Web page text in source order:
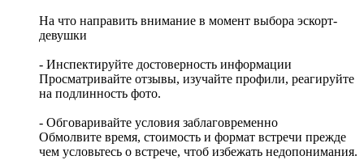
На что направить внимание в момент выбора эскорт-
девушки
- Инспектируйте достоверность информации
Просматривайте отзывы, изучайте профили, реагируйте
на подлинность фото.
- Обговаривайте условия заблаговременно
Обмолвите время, стоимость и формат встречи прежде
чем условьтесь о встрече, чтоб избежать недопонимания.